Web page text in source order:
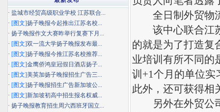
全日制外贸物
该中心联合江苏
的就是为了打造复
业培训有所不同的
训+1个月的单位实
此外，还可获得相
另外在外贸公司
· 盐城市经贸高级职业学校 江苏联合...
· [图文]扬子晚报今起推出江苏名校...
· 扬子晚报作文大赛昨举行复赛下月...
· [图文]双一流大学扬子晚报发布最...
· [图文]扬子晚报今推江苏名校推荐...
· [图文]金鹰侨鸿皇冠假日酒店扬子...
· [图文]美英加扬子晚报招生广告三...
· [图文]扬子晚报招生广告新加坡公...
· [图文]新加坡初高中招生报名权威...
· 扬子晚报教育招生周六西班牙国立...